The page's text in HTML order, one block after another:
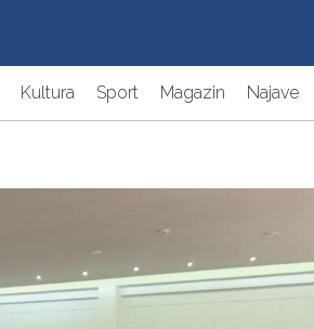
Kultura Sport Magazin Najave